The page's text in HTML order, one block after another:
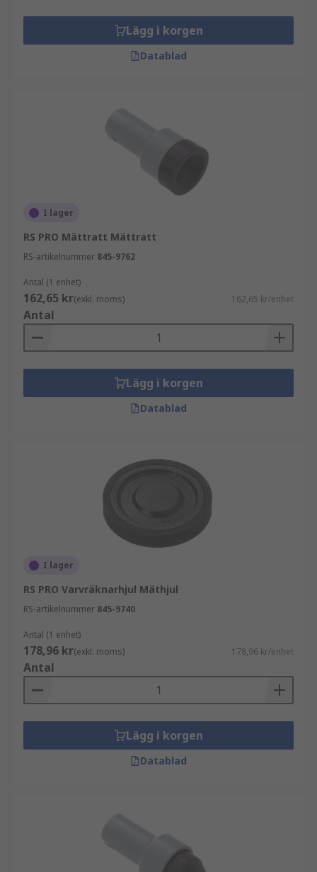
Lägg i korgen
Datablad
I lager
RS PRO Mättratt Mättratt
RS-artikelnummer 845-9762
Antal (1 enhet)
162,65 kr(exkl. moms) 162,65 kr/enhet
Antal
Lägg i korgen
Datablad
I lager
RS PRO Varvräknarhjul Mäthjul
RS-artikelnummer 845-9740
Antal (1 enhet)
178,96 kr(exkl. moms) 178,96 kr/enhet
Antal
Lägg i korgen
Datablad